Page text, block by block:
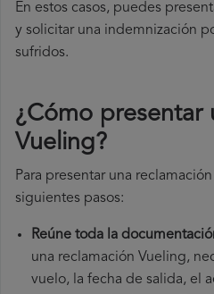
En estos casos, puedes
y solicitar una indemnización
sufridos.
¿Cómo presentar
Vueling?
Para presentar una
siguientes pasos:
Reúne toda la
una reclamación Vueling,
vuelo, la fecha de salida, el